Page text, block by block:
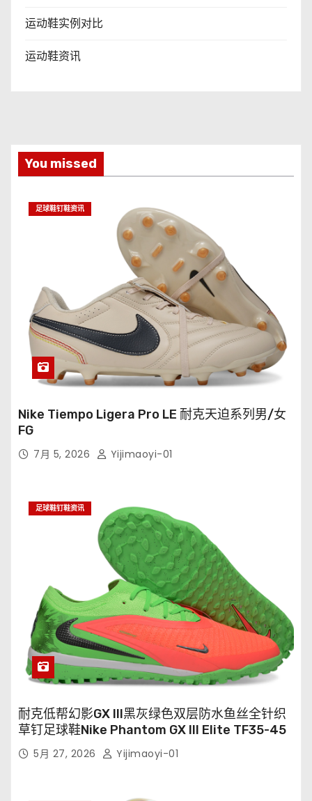
运动鞋实例对比
运动鞋资讯
You missed
足球鞋钉鞋资讯
Nike Tiempo Ligera Pro LE 耐克天迫系列男/女
FG
7月 5, 2026 Yijimaoyi-01
足球鞋钉鞋资讯
耐克低帮幻影GX III黑灰绿色双层防水鱼丝全针织
草钉足球鞋Nike Phantom GX III Elite TF35-45
5月 27, 2026 Yijimaoyi-01